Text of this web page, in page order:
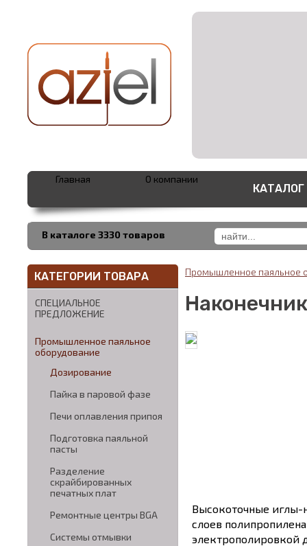
В каталоге 3330 товаров
Главная О компании
КАТАЛОГ
КАТЕГОРИИ ТОВАРА
СПЕЦИАЛЬНОЕ
ПРЕДЛОЖЕНИЕ
Промышленное паяльное
оборудование
Дозирование
Пайка в паровой фазе
Печи оплавления припоя
Подготовка паяльной
пасты
Разделение
скрайбированных
печатных плат
Ремонтные центры BGA
Системы отмывки
Промышленное паяльное
Высокоточные иглы-
слоев
электрополировкой